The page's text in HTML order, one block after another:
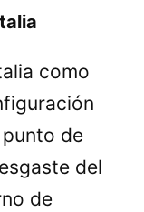
como
de
del
de